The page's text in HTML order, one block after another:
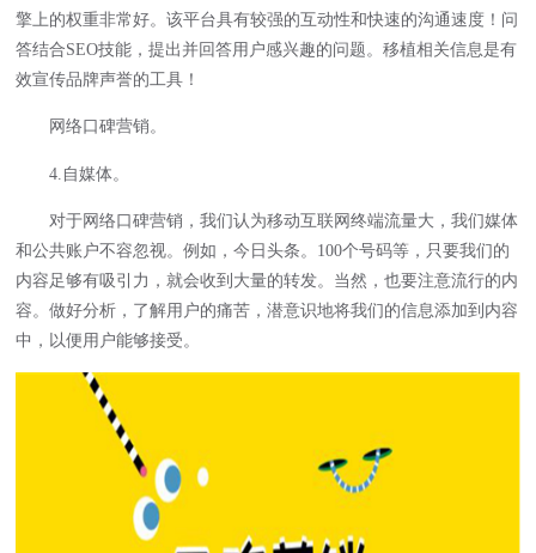
擎上的权重非常好。该平台具有较强的互动性和快速的沟通速度！问
答结合SEO技能，提出并回答用户感兴趣的问题。移植相关信息是有
效宣传品牌声誉的工具！
网络口碑营销。
4.自媒体。
对于网络口碑营销，我们认为移动互联网终端流量大，我们媒体
和公共账户不容忽视。例如，今日头条。100个号码等，只要我们的
内容足够有吸引力，就会收到大量的转发。当然，也要注意流行的内
容。做好分析，了解用户的痛苦，潜意识地将我们的信息添加到内容
中，以便用户能够接受。